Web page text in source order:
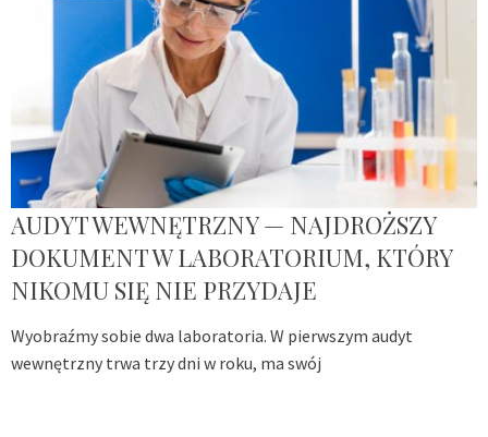
AUDYT WEWNĘTRZNY — NAJDROŻSZY
DOKUMENT W LABORATORIUM, KTÓRY
NIKOMU SIĘ NIE PRZYDAJE
Wyobraźmy sobie dwa laboratoria. W pierwszym audyt
wewnętrzny trwa trzy dni w roku, ma swój